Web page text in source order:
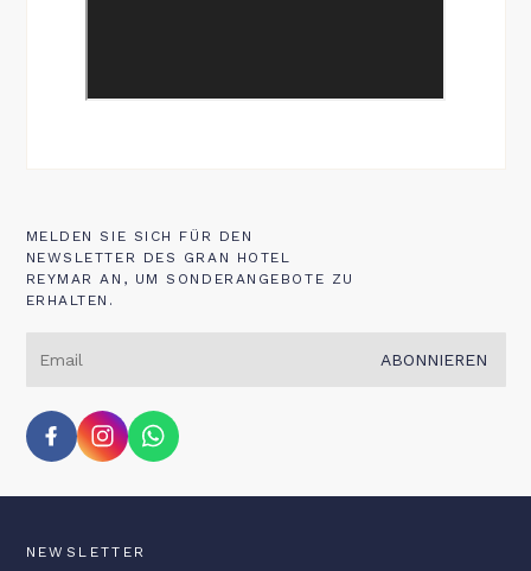
MELDEN SIE SICH FÜR DEN
NEWSLETTER DES GRAN HOTEL
REYMAR AN, UM SONDERANGEBOTE ZU
ERHALTEN.
ABONNIEREN
NEWSLETTER